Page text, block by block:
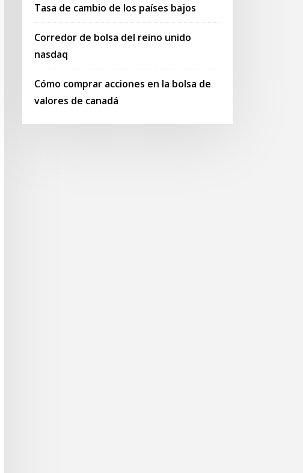
Tasa de cambio de los países bajos
Corredor de bolsa del reino unido
nasdaq
Cómo comprar acciones en la bolsa de
valores de canadá